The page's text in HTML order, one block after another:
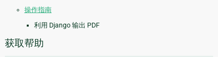
操作指南
利用 Django 输出 PDF
获取帮助